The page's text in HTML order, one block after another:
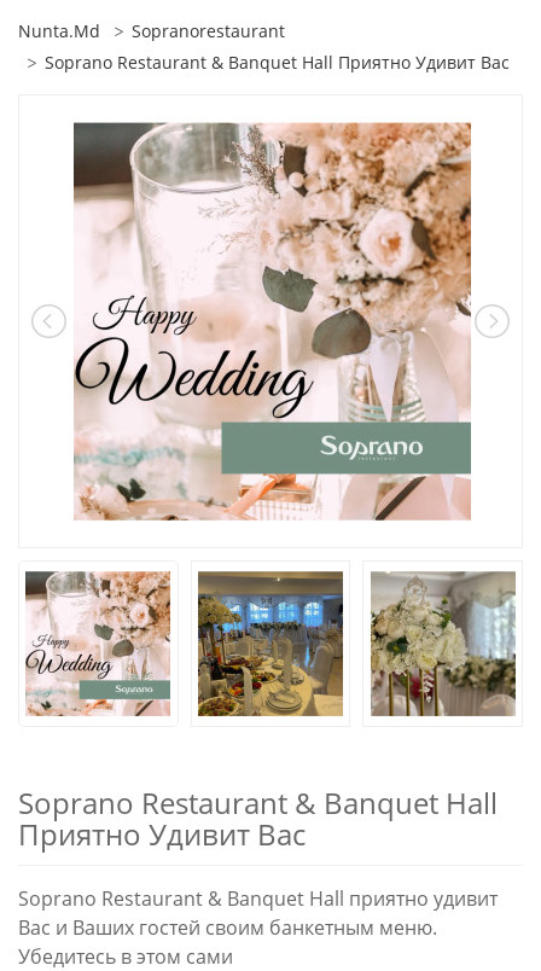
Nunta.md
Sopranorestaurant
Soprano Restaurant & Banquet Hall Приятно Удивит Вас
Soprano Restaurant & Banquet Hall
Приятно Удивит Вас
Soprano Restaurant & Banquet Hall приятно удивит
Вас и Ваших гостей своим банкетным меню.
Убедитесь в этом сами